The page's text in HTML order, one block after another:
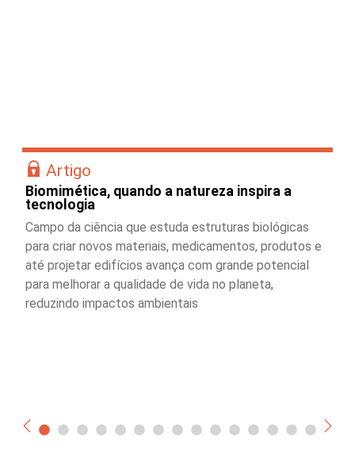
Artigo
Biomimética, quando a natureza inspira a
tecnologia
Campo da ciência que estuda estruturas biológicas
para criar novos materiais, medicamentos, produtos e
até projetar edifícios avança com grande potencial
para melhorar a qualidade de vida no planeta,
reduzindo impactos ambientais